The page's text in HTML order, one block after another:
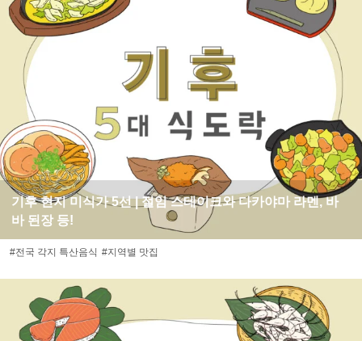
기후 현지 미식가 5선 | 절임 스테이크와 다카야마 라멘, 바
바 된장 등!
#전국 각지 특산음식 #지역별 맛집